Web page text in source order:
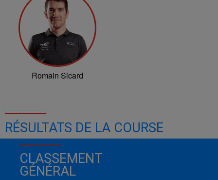
Romain Sicard
RÉSULTATS DE LA COURSE
CLASSEMENT
GÉNÉRAL